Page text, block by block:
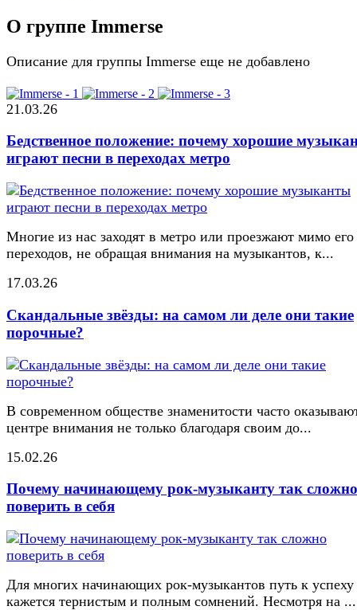
О группе Immerse
Описание для группы Immerse еще не добавлено
21.03.26
Бедственное положение: почему хорошие
играют песни в переходах метро
Многие из нас заходят в метро или проезжают мимо его
переходов, не обращая внимания на музыкантов, к...
17.03.26
Скандальные звёзды: на самом ли деле они такие
порочные?
В современном обществе знаменитости часто
центре внимания не только благодаря своим до...
15.02.26
Почему начинающему рок-музыканту так сложно
поверить в себя
Для многих начинающих рок-музыкантов путь к успеху
кажется тернистым и полным сомнений. Несмотря на ...